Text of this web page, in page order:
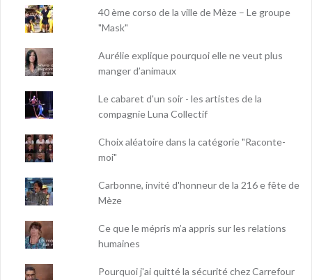
40 ème corso de la ville de Mèze – Le groupe
"Mask"
Aurélie explique pourquoi elle ne veut plus
manger d’animaux
Le cabaret d'un soir - les artistes de la
compagnie Luna Collectif
Choix aléatoire dans la catégorie "Raconte-
moi"
Carbonne, invité d'honneur de la 216 e fête de
Mèze
Ce que le mépris m’a appris sur les relations
humaines
Pourquoi j'ai quitté la sécurité chez Carrefour